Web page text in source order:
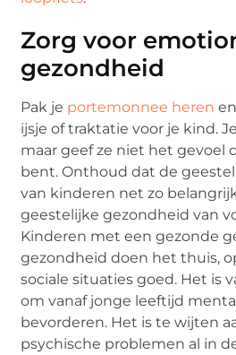
Zorg voor
gezondheid
Pak je portemonnee heren
ijsje of traktatie voor je kind.
maar geef ze niet het gevoel
bent. Onthoud dat de
van kinderen net zo
geestelijke gezondheid van
Kinderen met een gezonde
gezondheid doen het thuis,
sociale situaties goed. Het is
om vanaf jonge leeftijd
bevorderen. Het is te wijten
psychische problemen al in